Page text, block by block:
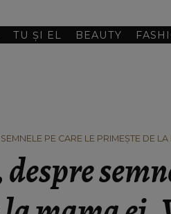
TU ȘI EL BEAUTY
PE CARE LE PRIMEȘTE DE